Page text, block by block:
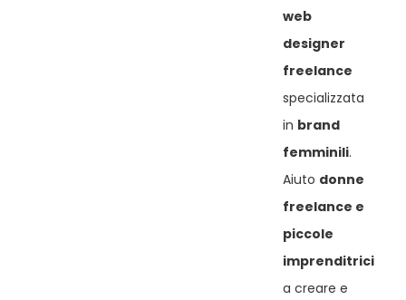
web
designer
freelance
specializzata
in brand
femminili.
Aiuto donne
freelance e
piccole
imprenditrici
a creare e